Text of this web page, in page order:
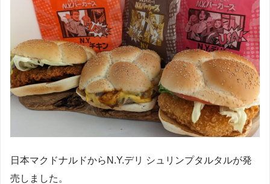
日本マクドナルドからN.Y.デリ シュリンプタルタルが発
売しました。